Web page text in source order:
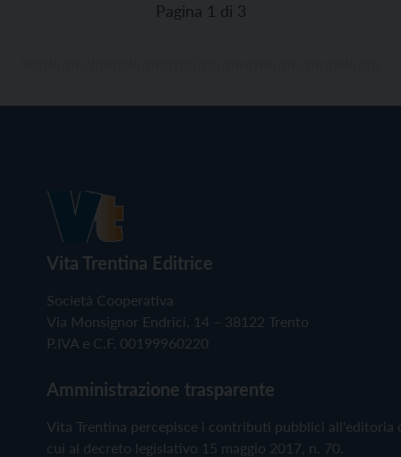
articoli
Pagina 1 di 3
Vita Trentina Editrice
Società Cooperativa
Via Monsignor Endrici, 14 – 38122 Trento
P.IVA e C.F. 00199960220
Amministrazione trasparente
Vita Trentina percepisce i contributi pubblici all'editoria
cui al decreto legislativo 15 maggio 2017, n. 70.